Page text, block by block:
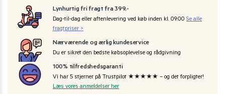
Lynhurtig fri fragt fra 399,-
Dag-til-dag eller aftenlevering ved køb inden kl. 09:00 Se alle
fragtpriser >
Nærværende og ærlig kundeservice
Du er sikret den bedste købsoplevelse og rådgivning
100% tilfredshedsgaranti
Vi har 5 stjerner på Trustpilot ★★★★★ – og det forpligter!
Læs vores anmeldelser her